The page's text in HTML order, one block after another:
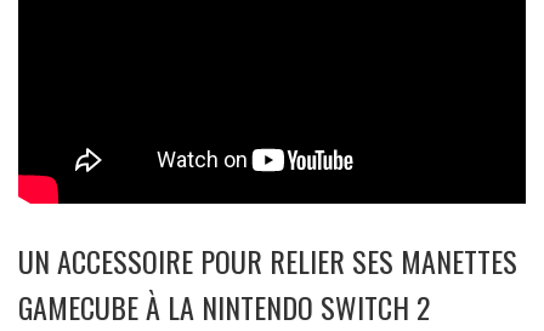
UN ACCESSOIRE POUR RELIER SES MANETTES
GAMECUBE À LA NINTENDO SWITCH 2